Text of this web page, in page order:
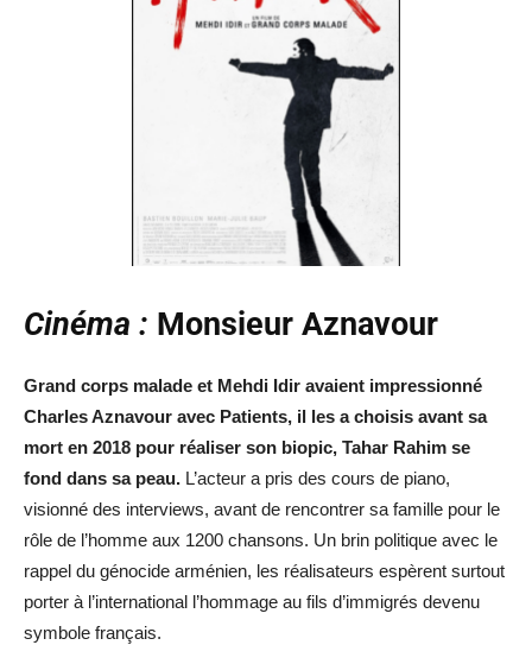
Cinéma : Monsieur Aznavour
Grand corps malade et Mehdi Idir avaient impressionné
Charles Aznavour avec Patients, il les a choisis avant sa
mort en 2018 pour réaliser son biopic, Tahar Rahim se
fond dans sa peau. L’acteur a pris des cours de piano,
visionné des interviews, avant de rencontrer sa famille pour le
rôle de l’homme aux 1200 chansons. Un brin politique avec le
rappel du génocide arménien, les réalisateurs espèrent surtout
porter à l’international l’hommage au fils d’immigrés devenu
symbole français.